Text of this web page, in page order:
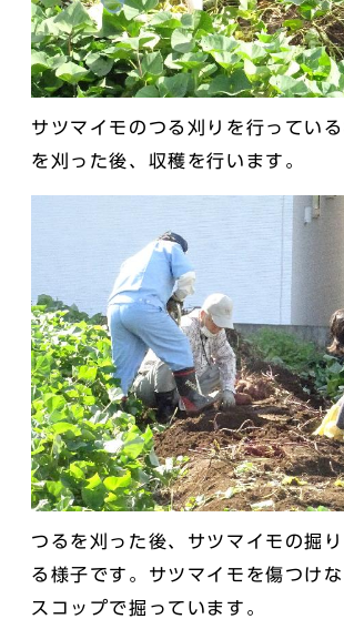
サツマイモのつる刈りを行ってい
を刈った後、収穫を行います。
つるを刈った後、サツマイモの掘
る様子です。サツマイモを傷つけ
スコップで掘っています。